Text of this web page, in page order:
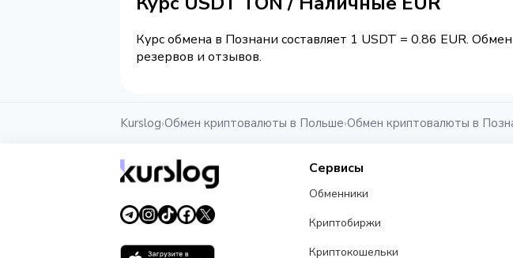
Курс обмена в Познани составляет 1 USDT = 0.86 EUR.
резервов и отзывов.
Kurslog›Обмен криптовалюты в Польше›Обмен криптовалюты в
Сервисы
Обменники
Криптобиржи
Криптокошельки